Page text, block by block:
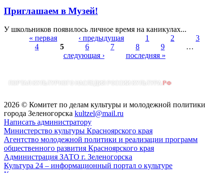
Приглашаем в Музей!
У школьников появилось личное время на каникулах...
Страницы
« первая ‹ предыдущая 1 2
3
4
5 6 7 8 9
…
следующая ›
последняя »
2026 © Комитет по делам культуры и молодежной политики
города Зеленогорска kultzel@mail.ru
Написать администратору
Министерство культуры Красноярского края
Агентство молодежной политики и реализации программ
общественного развития Красноярского края
Администрация ЗАТО г. Зеленогорска
Культура 24 – информационный портал о культуре